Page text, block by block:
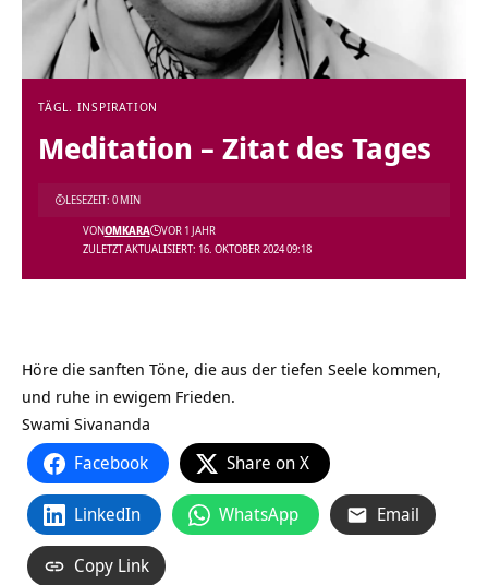
TÄGL. INSPIRATION
Meditation – Zitat des Tages
ZULETZT AKTUALISIERT: 16. OKTOBER 2024 09:18
VONOMKARA VOR 1 JAHR
LESEZEIT: 0 MIN
Höre die sanften Töne, die aus der tiefen Seele kommen,
und ruhe in ewigem Frieden.
Swami Sivananda
Facebook Share on X
LinkedIn WhatsApp Email
Copy Link